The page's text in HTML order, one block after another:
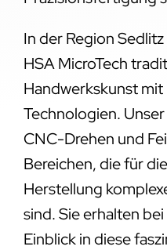
In der Region
HSA MicroTech
Handwerkskunst
Technologien.
CNC-Drehen und
Bereichen, die für
Herstellung
sind. Sie erhalten
Einblick in diese